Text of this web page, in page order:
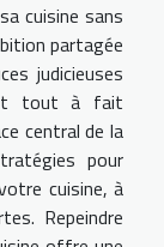
cuisine sans
partagée
judicieuses
tout à fait
central de la
pour
cuisine, à
Repeindre